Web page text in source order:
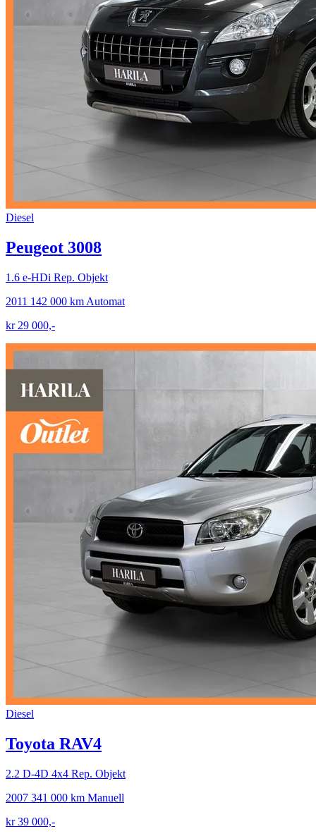
Diesel
Peugeot 3008
1.6 e-HDi Rep. Objekt
2011 142 000 km Automat
kr 29 000,-
Diesel
Toyota RAV4
2.2 D-4D 4x4 Rep. Objekt
2007 341 000 km Manuell
kr 39 000,-